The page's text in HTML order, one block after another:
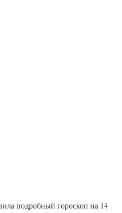
подробный гороскоп на 14